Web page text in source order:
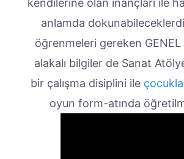
kendilerine olan inançları ile
anlamda
öğrenmeleri gereken GENEL
alakalı bilgiler de Sanat
bir çalışma disiplini ile
oyun form-atında